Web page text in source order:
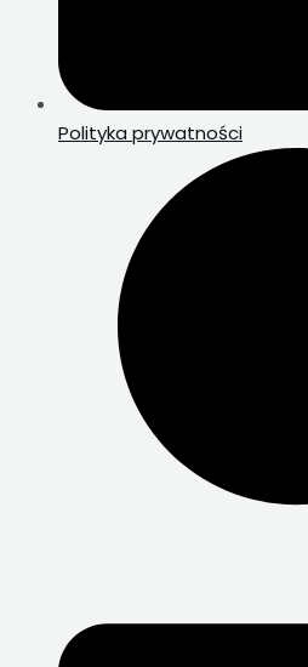
Polityka prywatności